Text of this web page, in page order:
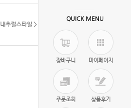
내추럴스타일 >
QUICK MENU
장바구니 마이페이지
주문조회 상품후기